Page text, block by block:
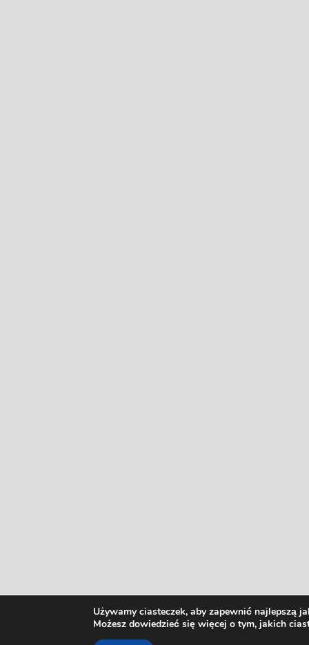
Używamy ciasteczek, aby zapewnić najlepszą
Możesz dowiedzieć się więcej o tym, jakich